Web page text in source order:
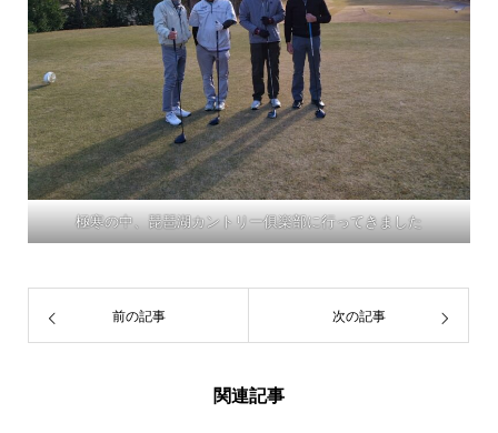
極寒の中、琵琶湖カントリー俱楽部に行ってきました
前の記事 次の記事
関連記事